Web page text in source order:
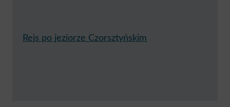
Rejs po jeziorze Czorsztyńskim